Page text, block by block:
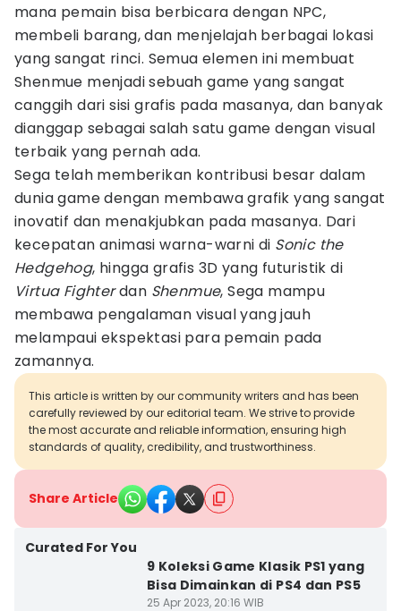
mana pemain bisa berbicara dengan NPC,
membeli barang, dan menjelajah berbagai lokasi
yang sangat rinci. Semua elemen ini membuat
Shenmue menjadi sebuah game yang sangat
canggih dari sisi grafis pada masanya, dan banyak
dianggap sebagai salah satu game dengan visual
terbaik yang pernah ada.
Sega telah memberikan kontribusi besar dalam
dunia game dengan membawa grafik yang sangat
inovatif dan menakjubkan pada masanya. Dari
kecepatan animasi warna-warni di Sonic the
Hedgehog, hingga grafis 3D yang futuristik di
Virtua Fighterdan Shenmue, Sega mampu
membawa pengalaman visual yang jauh
melampaui ekspektasi para pemain pada
zamannya.
This article is written by our community writers and has been
carefully reviewed by our editorial team. We strive to provide
the most accurate and reliable information, ensuring high
standards of quality, credibility, and trustworthiness.
Share Article
Curated For You
9 Koleksi Game Klasik PS1 yang
Bisa Dimainkan di PS4 dan PS5
25 Apr 2023, 20:16 WIB